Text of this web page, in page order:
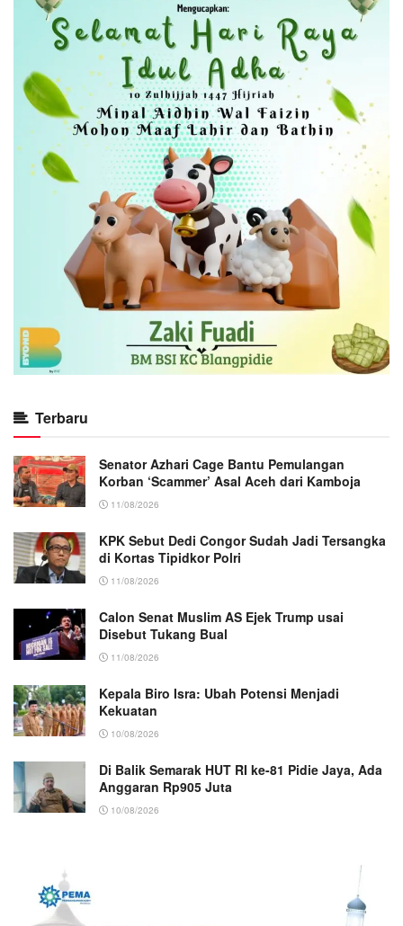
Terbaru
Senator Azhari Cage Bantu Pemulangan
Korban ‘Scammer’ Asal Aceh dari Kamboja
11/08/2026
KPK Sebut Dedi Congor Sudah Jadi Tersangka
di Kortas Tipidkor Polri
11/08/2026
Calon Senat Muslim AS Ejek Trump usai
Disebut Tukang Bual
11/08/2026
Kepala Biro Isra: Ubah Potensi Menjadi
Kekuatan
10/08/2026
Di Balik Semarak HUT RI ke-81 Pidie Jaya, Ada
Anggaran Rp905 Juta
10/08/2026